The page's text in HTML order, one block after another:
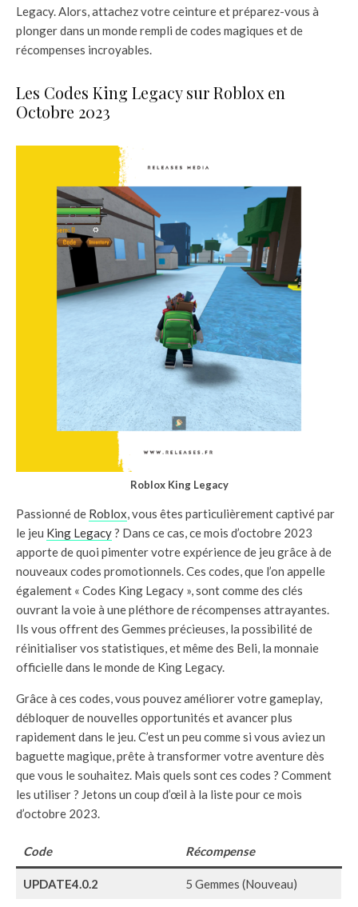
Legacy. Alors, attachez votre ceinture et préparez-vous à
plonger dans un monde rempli de codes magiques et de
récompenses incroyables.
Les Codes King Legacy sur Roblox en
Octobre 2023
Roblox King Legacy
Passionné de Roblox, vous êtes particulièrement captivé par
le jeu King Legacy? Dans ce cas, ce mois d’octobre 2023
apporte de quoi pimenter votre expérience de jeu grâce à de
nouveaux codes promotionnels. Ces codes, que l’on appelle
également « Codes King Legacy », sont comme des clés
ouvrant la voie à une pléthore de récompenses attrayantes.
Ils vous offrent des Gemmes précieuses, la possibilité de
réinitialiser vos statistiques, et même des Beli, la monnaie
officielle dans le monde de King Legacy.
Grâce à ces codes, vous pouvez améliorer votre gameplay,
débloquer de nouvelles opportunités et avancer plus
rapidement dans le jeu. C’est un peu comme si vous aviez un
baguette magique, prête à transformer votre aventure dès
que vous le souhaitez. Mais quels sont ces codes ? Comment
les utiliser ? Jetons un coup d’œil à la liste pour ce mois
d’octobre 2023.
Code Récompense
UPDATE4.0.2 5 Gemmes (Nouveau)